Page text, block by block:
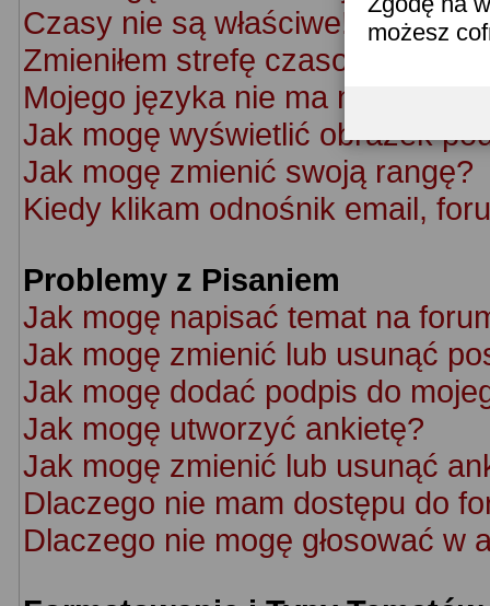
możesz
Czasy nie są właściwe!
Zmieniłem strefę czasową ale
Mojego języka nie ma na liście!
Jak mogę wyświetlić obrazek
Jak mogę zmienić swoją rangę?
Kiedy klikam odnośnik email,
Problemy z Pisaniem
Jak mogę napisać temat na
Jak mogę zmienić lub usunąć
Jak mogę dodać podpis do
Jak mogę utworzyć ankietę?
Jak mogę zmienić lub usunąć
Dlaczego nie mam dostępu do
Dlaczego nie mogę głosować w